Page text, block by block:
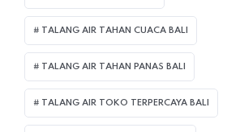
TALANG AIR TAHAN CUACA BALI
TALANG AIR TAHAN PANAS BALI
TALANG AIR TOKO TERPERCAYA BALI